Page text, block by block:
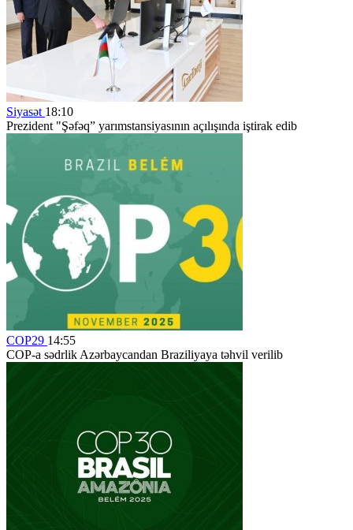
Siyasət 18:10
Prezident "Şəfəq” yarımstansiyasının açılışında iştirak edib
COP29 14:55
COP-a sədrlik Azərbaycandan Braziliyaya təhvil verilib